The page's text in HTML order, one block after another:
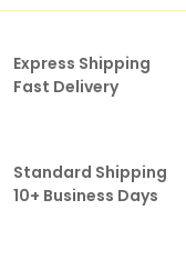
Express Shipping
Fast Delivery
Standard Shipping
10+ Business Days